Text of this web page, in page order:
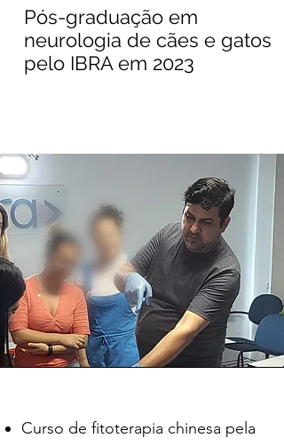
Pós-graduação em
neurologia de cães e gatos
pelo IBRA em 2023
Curso de fitoterapia chinesa pela